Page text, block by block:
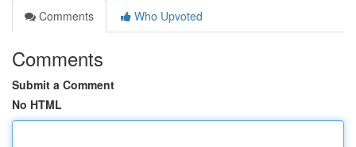
Comments
Who Upvoted
Comments
Submit a Comment
No HTML